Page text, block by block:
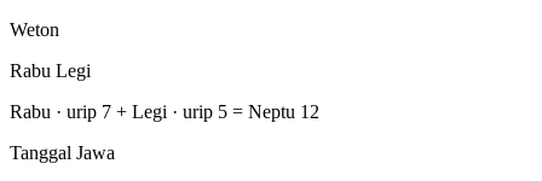
Weton
Rabu Legi
Rabu · urip 7 + Legi · urip 5 = Neptu 12
Tanggal Jawa